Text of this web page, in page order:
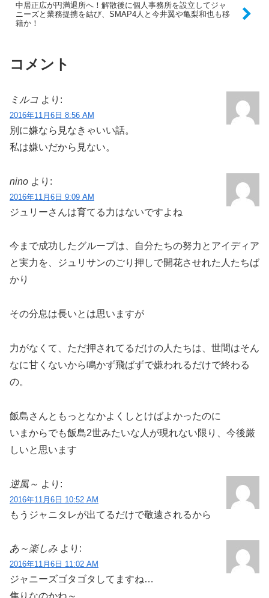
中居正広が円満退所へ！解散後に個人事務所を設立してジャ
ニーズと業務提携を結び、SMAP4人と今井翼や亀梨和也も移
籍か！
コメント
ミルコ より:
2016年11月6日 8:56 AM
別に嫌なら見なきゃいい話。
私は嫌いだから見ない。
nino より:
2016年11月6日 9:09 AM
ジュリーさんは育てる力はないですよね
今まで成功したグループは、自分たちの努力とアイディア
と実力を、ジュリサンのごり押しで開花させれた人たちば
かり
その分息は長いとは思いますが
力がなくて、ただ押されてるだけの人たちは、世間はそん
なに甘くないから鳴かず飛ばずで嫌われるだけで終わる
の。
飯島さんともっとなかよくしとけばよかったのに
いまからでも飯島2世みたいな人が現れない限り、今後厳
しいと思います
逆風～ より:
2016年11月6日 10:52 AM
もうジャニタレが出てるだけで敬遠されるから
あ～楽しみ より:
2016年11月6日 11:02 AM
ジャニーズゴタゴタしてますね…